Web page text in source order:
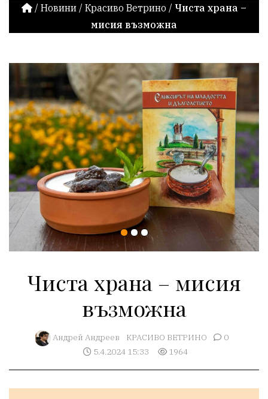
/ Новини / Красиво Ветрино / Чиста храна –
мисия възможна
Чиста храна – мисия
възможна
Aндрей Андреев КРАСИВО ВЕТРИНО
0
5.4.2024 15:33
1964